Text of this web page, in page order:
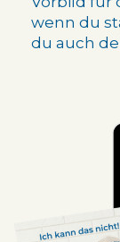
wenn du
du auch